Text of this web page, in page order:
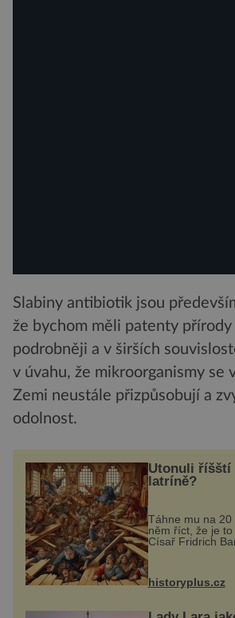
Slabiny antibiotik jsou
že bychom měli patenty přírody
podrobněji a v širších
v úvahu, že mikroorganismy se
Zemi neustále přizpůsobují a
odolnost.
Utonuli říšští
latríně?
Táhne mu na 20
něm říct, že je
Císař Fridrich
posílá svého
Jindřicha VI. do
prostředníkem
historyplus.cz